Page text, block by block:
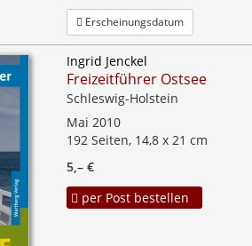
Erscheinungsdatum
Ingrid Jenckel
Freizeitführer Ostsee
Schleswig-Holstein
Mai 2010
192 Seiten, 14,8 x 21 cm
5,– €
per Post bestellen